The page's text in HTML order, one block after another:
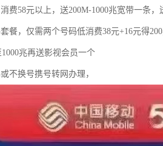
费58元以上，送200M-1000兆宽带一条，
餐，仅需两个号码低消费38元+16元得
兆再送影视会员一个
不换号携号转网办理，